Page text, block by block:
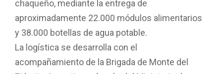
chaqueño, mediante la entrega de
aproximadamente 22.000 módulos alimentarios
y 38.000 botellas de agua potable.
La logística se desarrolla con el
acompañamiento de la Brigada de Monte del